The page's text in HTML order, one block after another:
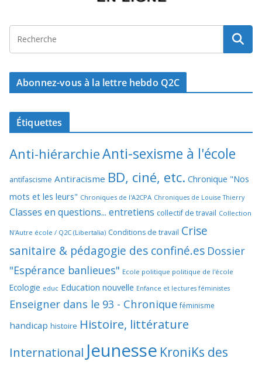
Abonnez-vous à la lettre hebdo Q2C
Étiquettes
Anti-hiérarchieAnti-sexisme à l'école
antifascisme Antiracisme BD, ciné, etc. Chronique "Nos
mots et les leurs" Chroniques de l'A2CPA Chroniques de Louise Thierry
Classes en questions... entretiens collectif de travail Collection
N'Autre école / Q2C (Libertalia) Conditions de travail Crise
sanitaire & pédagogie des confiné.es Dossier
"Espérance banlieues" Ecole politique politique de l'école
Ecologie educ Education nouvelle Enfance et lectures féministes
Enseigner dans le 93 - Chronique féminisme
handicap histoire Histoire, littérature
International Jeunesse KroniKs des